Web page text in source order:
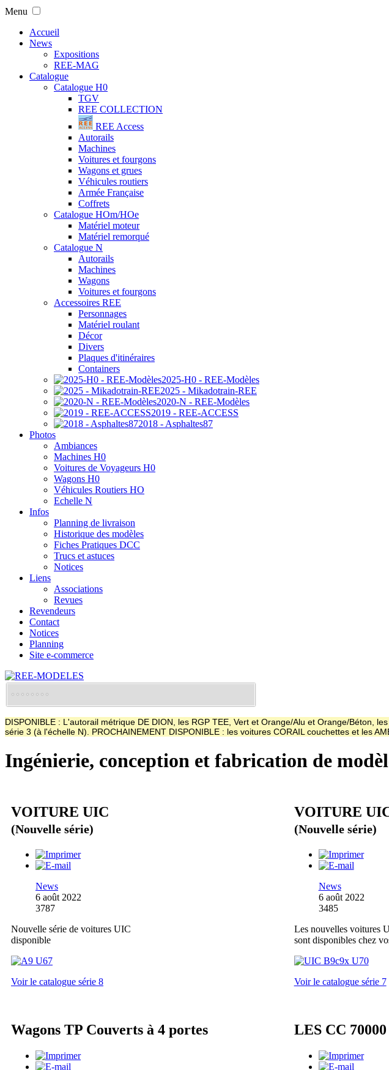
Menu
Accueil
News
Expositions
REE-MAG
Catalogue
Catalogue H0
TGV
REE COLLECTION
REE Access
Autorails
Machines
Voitures et fourgons
Wagons et grues
Véhicules routiers
Armée Française
Coffrets
Catalogue HOm/HOe
Matériel moteur
Matériel remorqué
Catalogue N
Autorails
Machines
Wagons
Voitures et fourgons
Accessoires REE
Personnages
Matériel roulant
Décor
Divers
Plaques d'itinéraires
Containers
2025-H0 - REE-Modèles
2025 - Mikadotrain-REE
2020-N - REE-Modèles
2019 - REE-ACCESS
2018 - Asphaltes87
Photos
Ambiances
Machines H0
Voitures de Voyageurs H0
Wagons H0
Véhicules Routiers HO
Echelle N
Infos
Planning de livraison
Historique des modèles
Fiches Pratiques DCC
Trucs et astuces
Notices
Liens
Associations
Revues
Revendeurs
Contact
Notices
Planning
Site e-commerce
DISPONIBLE : L'autorail métrique DE DION, les RGP TEE, Vert et Orange/Alu et Orange/Béton,
série 3 (à l'échelle N). PROCHAINEMENT DISPONIBLE : les voitures CORAIL couchettes et les
Ingénierie, conception et fabrication de
VOITURE UIC
(Nouvelle série)
News
6 août 2022
3787
Nouvelle série de voitures UIC
disponible
Voir le catalogue série 8
VOITURE
(Nouvelle série)
News
6 août 2022
3485
Les nouvelles voitures
sont disponibles chez
Voir le catalogue série 7
Wagons TP Couverts à 4 portes LES CC 70000